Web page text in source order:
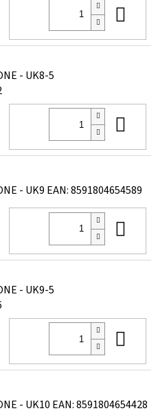
- UK8-5
- UK9 EAN:8591804654589
- UK9-5
- UK10 EAN:8591804654428